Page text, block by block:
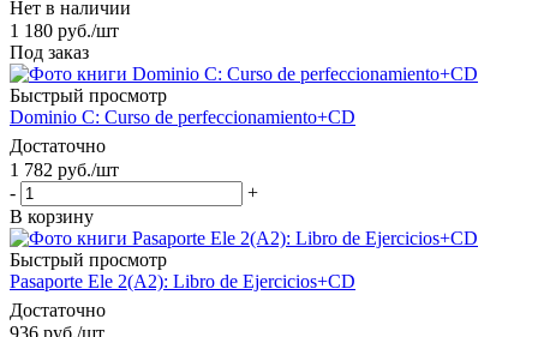
Нет в наличии
1 180 руб./шт
Под заказ
Быстрый просмотр
Dominio C: Curso de perfeccionamiento+CD
Достаточно
1 782 руб./шт
-
+
В корзину
Быстрый просмотр
Pasaporte Ele 2(A2): Libro de Ejercicios+CD
Достаточно